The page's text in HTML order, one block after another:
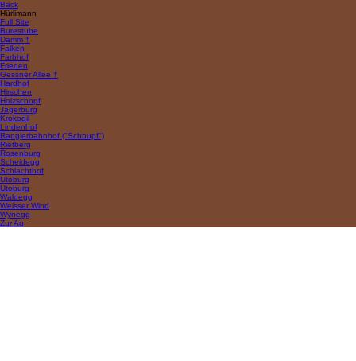
Back
Hürlimann
Full Site
Burestube
Damm †
Falken
Farbhof
Frieden
Gessner Allee †
Hardhof
Hirschen
Holzschopf
Jägerburg
Krokodil
Lindenhof
Rangierbahnhof ("Schnupf")
Rietberg
Rosenburg
Scheidegg
Schlachthof
Utoburg
Utoburg
Waldegg
Weisser Wind
Wynegg
Zur Au